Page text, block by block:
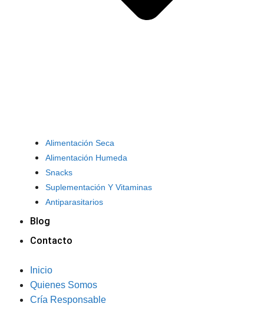
Alimentación Seca
Alimentación Humeda
Snacks
Suplementación Y Vitaminas
Antiparasitarios
Blog
Contacto
Inicio
Quienes Somos
Cría Responsable